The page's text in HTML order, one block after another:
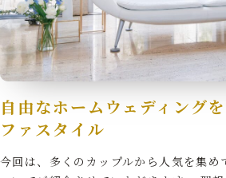
自由なホームウェディング
ファスタイル
今回は、多くのカップルから人気を集め